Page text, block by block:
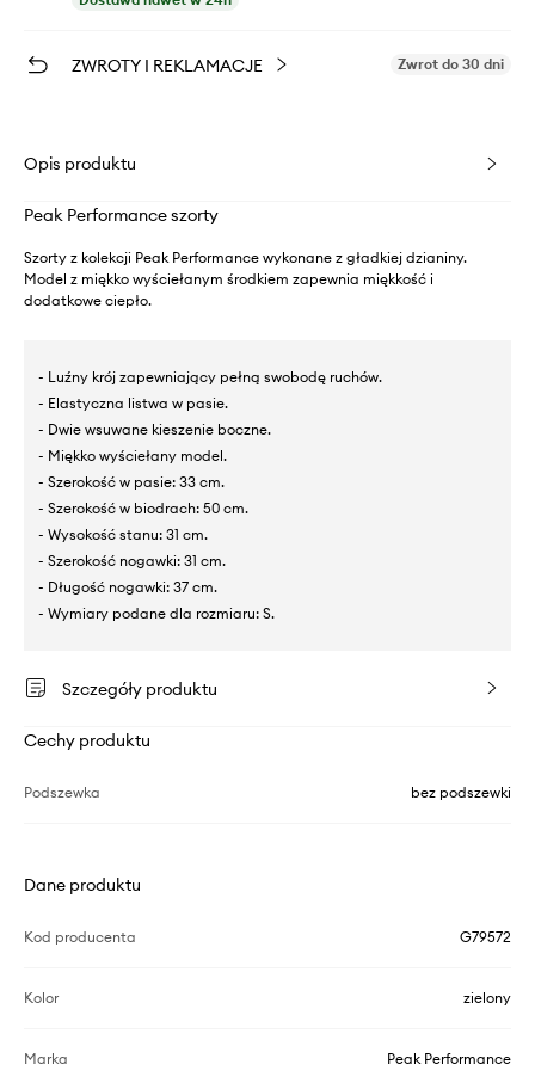
ZWROTY I REKLAMACJE Zwrot do 30 dni
Opis produktu
Peak Performance szorty
Szorty z kolekcji Peak Performance wykonane z gładkiej dzianiny.
Model z miękko wyściełanym środkiem zapewnia miękkość i
dodatkowe ciepło.
- Luźny krój zapewniający pełną swobodę ruchów.
- Elastyczna listwa w pasie.
- Dwie wsuwane kieszenie boczne.
- Miękko wyściełany model.
- Szerokość w pasie: 33 cm.
- Szerokość w biodrach: 50 cm.
- Wysokość stanu: 31 cm.
- Szerokość nogawki: 31 cm.
- Długość nogawki: 37 cm.
- Wymiary podane dla rozmiaru: S.
Szczegóły produktu
Cechy produktu
Podszewka bez podszewki
Dane produktu
Kod producenta G79572
Kolor zielony
Marka Peak Performance